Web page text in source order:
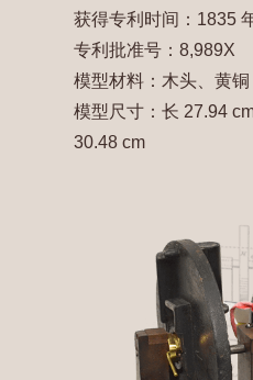
获得专利时间：1835
专利批准号：8,989X
模型材料：木头、黄铜
模型尺寸：长 27.94
30.48 cm